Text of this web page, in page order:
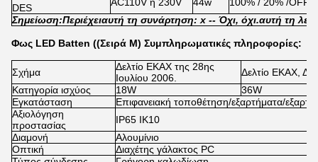
DES
Σημείωση:Περιέχειαυτή τη συνάρτηση: x -- Όχι, όχι.αυτή τη
Φως LED Batten ((Σειρά M) Συμπληρωματικές πληροφορίες:
Σχήμα
Δελτίο ΕΚΑΧ της 28ης
Ιουλίου 2006.
Δελτίο ΕΚΑΧ,
Κατηγορία ισχύος
18W
36W
Εγκατάσταση
Επιφανειακή τοποθέτηση/εξαρτήματα/
Αξιολόγηση
προστασίας
IP65 IK10
Διαμονή
Αλουμίνιο
Οπτική
Διαχέτης γάλακτος PC